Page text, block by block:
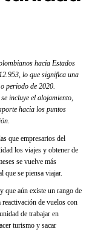
hacia Estados
lo que significa una
periodo de 2020.
incluye el alojamiento,
hacia los puntos
que empresarios del
los viajes y obtener de
se vuelve más
que se piensa viajar.
que aún existe un rango de
reactivación de vuelos con
de trabajar en
turismo y sacar